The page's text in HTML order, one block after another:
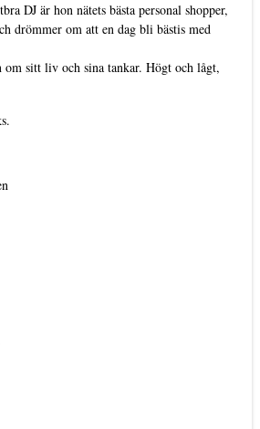
DJ är hon nätets bästa personal shopper,
drömmer om att en dag bli bästis med
sitt liv och sina tankar. Högt och lågt,